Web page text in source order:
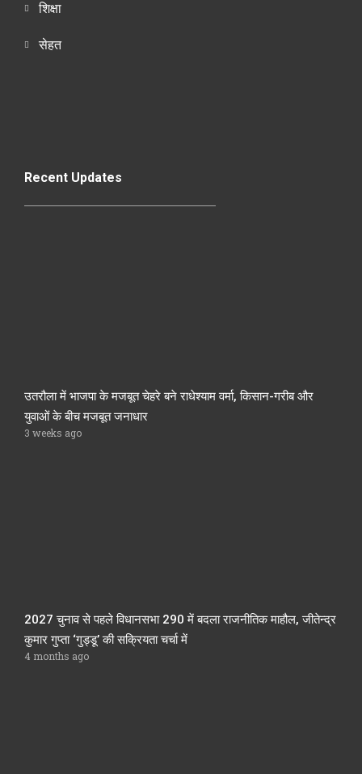
शिक्षा
सेहत
Recent Updates
उतरौला में भाजपा के मजबूत चेहरे बने राधेश्याम वर्मा, किसान-गरीब और
युवाओं के बीच मजबूत जनाधार
3 weeks ago
2027 चुनाव से पहले विधानसभा 290 में बदला राजनीतिक माहौल, जीतेन्द्र
कुमार गुप्ता ‘गुड्डू’ की सक्रियता चर्चा में
4 months ago